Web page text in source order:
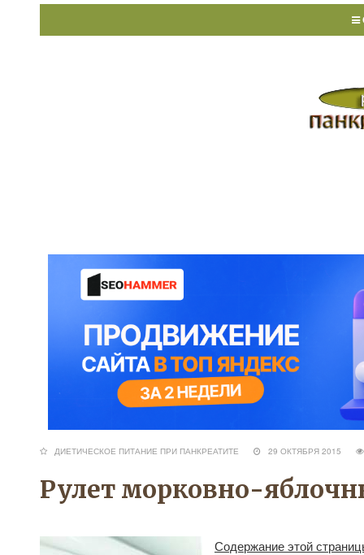
ДИЕТИЧЕСКОЕ ПИТАНИЕ ПРИ ПАНКРЕАТИТЕ 29 ОКТЯБРЯ 2015
Рулет морковно-
Содержание этой